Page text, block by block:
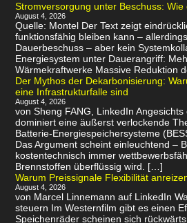
Stromversorgung unter Beschuss:
August 4, 2026
Quelle: Montel Der Text zeigt
funktionsfähig bleiben kann –
Dauerbeschuss – aber kein
Energiesystem unter Dauerangriff:
Wärmekraftwerke Massive Reduktion
Der Mythos der Dekarbonisierung:
eine Infrastrukturfalle sind
August 4, 2026
von Sheng FANG, LinkedIn
dominiert eine äußerst verlockende
Batterie-Energiespeichersysteme
Das Argument scheint einleuchtend –
kostentechnisch immer
Brennstoffen überflüssig wird. […]
Warum Preissignale Flexibilität
August 4, 2026
von Marcel Linnemann auf LinkedIn
steuern Im Westernfilm gibt es einen
Speichenräder scheinen sich